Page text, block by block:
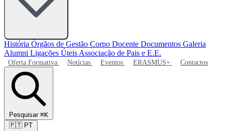
História Órgãos de Gestão Corpo Docente Documentos Galeria
Alumni Ligações Úteis Associação de Pais e E.E.
Oferta Formativa Notícias Eventos ERASMUS+ Contactos
Pesquisar ⌘K
🇵🇹 PT